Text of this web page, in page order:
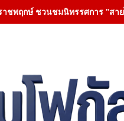
ชพฤกษ์ ชวนชมนิทรรศการ "สา